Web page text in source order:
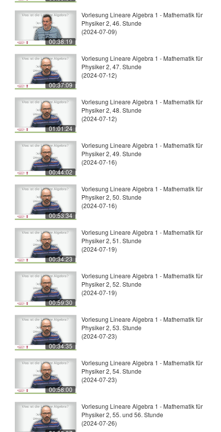
00:38:19
Vorlesung Lineare Algebra 1 - Mathematik für
Physiker 2, 46. Stunde
(2024-07-09)
00:37:09
Vorlesung Lineare Algebra 1 - Mathematik für
Physiker 2, 47. Stunde
(2024-07-12)
01:01:24
Vorlesung Lineare Algebra 1 - Mathematik für
Physiker 2, 48. Stunde
(2024-07-12)
00:44:02
Vorlesung Lineare Algebra 1 - Mathematik für
Physiker 2, 49. Stunde
(2024-07-16)
00:53:34
Vorlesung Lineare Algebra 1 - Mathematik für
Physiker 2, 50. Stunde
(2024-07-16)
00:34:23
Vorlesung Lineare Algebra 1 - Mathematik für
Physiker 2, 51. Stunde
(2024-07-19)
00:59:30
Vorlesung Lineare Algebra 1 - Mathematik für
Physiker 2, 52. Stunde
(2024-07-19)
00:34:35
Vorlesung Lineare Algebra 1 - Mathematik für
Physiker 2, 53. Stunde
(2024-07-23)
00:58:00
Vorlesung Lineare Algebra 1 - Mathematik für
Physiker 2, 54. Stunde
(2024-07-23)
Vorlesung Lineare Algebra 1 - Mathematik für
Physiker 2, 55. und 56. Stunde
(2024-07-26)